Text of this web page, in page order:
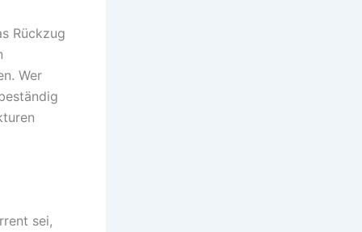
Rückzug
Wer
sei,